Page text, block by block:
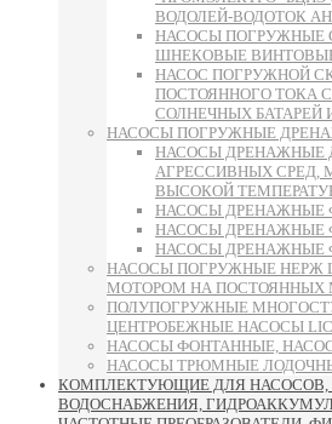
ВОДОЛЕЙ-ВОДОТОК
НАСОСЫ ПОГРУЖНЫЕ
ШНЕКОВЫЕ ВИНТОВЫЕ
НАСОС ПОГРУЖНОЙ
ПОСТОЯННОГО ТОКА
СОЛНЕЧНЫХ БАТАРЕЙ
НАСОСЫ ПОГРУЖНЫЕ
НАСОСЫ ДРЕНАЖНЫЕ
АГРЕССИВНЫХ СРЕД,
ВЫСОКОЙ
НАСОСЫ ДРЕНАЖНЫЕ
НАСОСЫ ДРЕНАЖНЫЕ
НАСОСЫ ДРЕНАЖНЫЕ
НАСОСЫ ПОГРУЖНЫЕ НЕРЖ
МОТОРОМ НА ПОСТОЯННЫХ
ПОЛУПОГРУЖНЫЕ
ЦЕНТРОБЕЖНЫЕ НАСОСЫ LIC
НАСОСЫ ФОНТАННЫЕ,
НАСОСЫ ТРЮМНЫЕ
КОМПЛЕКТУЮЩИЕ ДЛЯ НАСОСОВ,
ВОДОСНАБЖЕНИЯ,